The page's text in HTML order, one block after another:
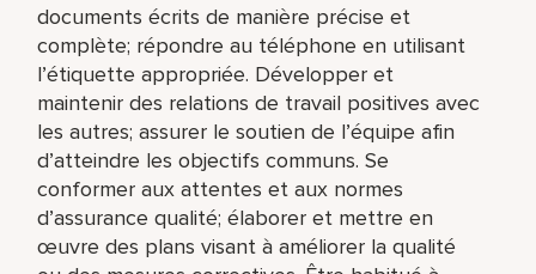
documents écrits de manière précise et
complète; répondre au téléphone en utilisant
l’étiquette appropriée. Développer et
maintenir des relations de travail positives avec
les autres; assurer le soutien de l’équipe afin
d’atteindre les objectifs communs. Se
conformer aux attentes et aux normes
d’assurance qualité; élaborer et mettre en
œuvre des plans visant à améliorer la qualité